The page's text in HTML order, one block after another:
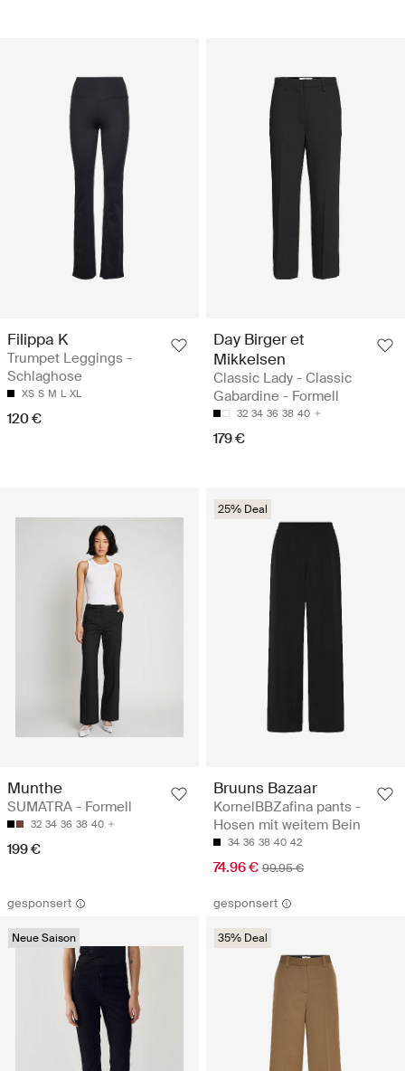
Filippa K
Trumpet Leggings -
Schlaghose
XS S M L XL
120 €
Day Birger et
Mikkelsen
Classic Lady - Classic
Gabardine - Formell
32 34 36 38 40
179 €
Munthe
SUMATRA - Formell
32 34 36 38 40
199 €
25% Deal
Bruuns Bazaar
KornelBBZafina pants -
Hosen mit weitem Bein
34 36 38 40 42
74.96 € 99.95 €
gesponsert
Neue Saison
gesponsert
35% Deal